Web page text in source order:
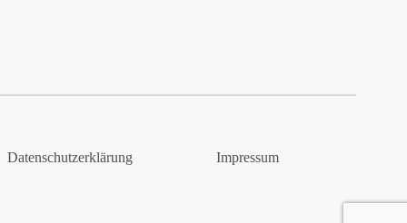
Datenschutzerklärung Impressum